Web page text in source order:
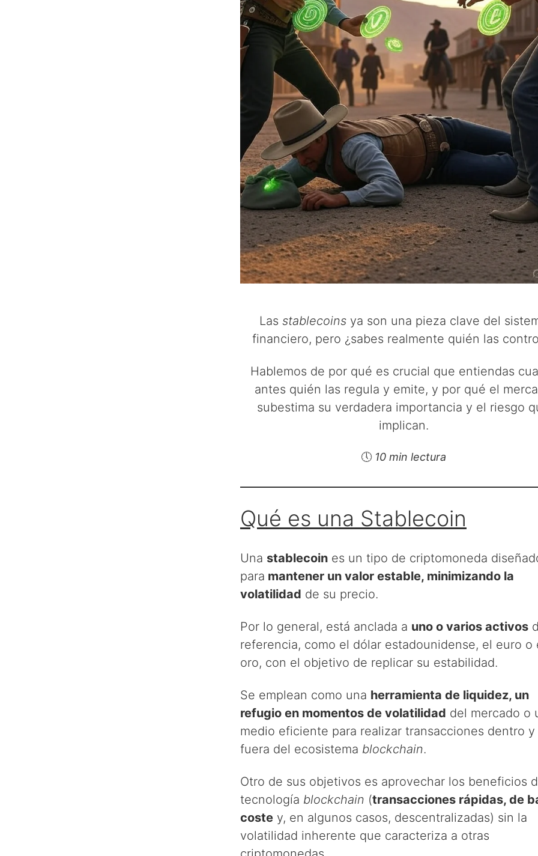
Las stablecoins ya son una pieza clave del
financiero, pero ¿sabes realmente quién las
Hablemos de por qué es crucial que entiendas
antes quién las regula y emite, y por qué el
subestima su verdadera importancia y el riesgo
implican.
🕔10 min lectura
Qué es una Stablecoin
Una stablecoin es un tipo de criptomoneda
para mantener un valor estable, minimizando la
volatilidad de su precio.
Por lo general, está anclada a uno o varios activos
referencia, como el dólar estadounidense, el euro o
oro, con el objetivo de replicar su estabilidad.
Se emplean como una herramienta de liquidez, un
refugio en momentos de volatilidad del mercado o
medio eficiente para realizar transacciones dentro y
fuera del ecosistema blockchain.
Otro de sus objetivos es aprovechar los beneficios
tecnología blockchain (transacciones rápidas, de
coste y, en algunos casos, descentralizadas) sin la
volatilidad inherente que caracteriza a otras